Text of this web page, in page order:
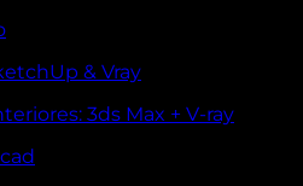
& Vray
3ds Max + V-ray